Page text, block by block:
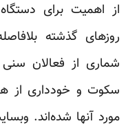
از اهمیت برای
روزهای گذشته
شماری از فعالان
سکوت و خودداری از
مورد آنها شده‌اند.